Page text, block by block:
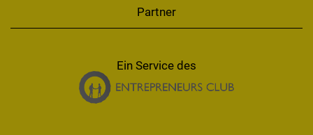
Partner
Ein Service des